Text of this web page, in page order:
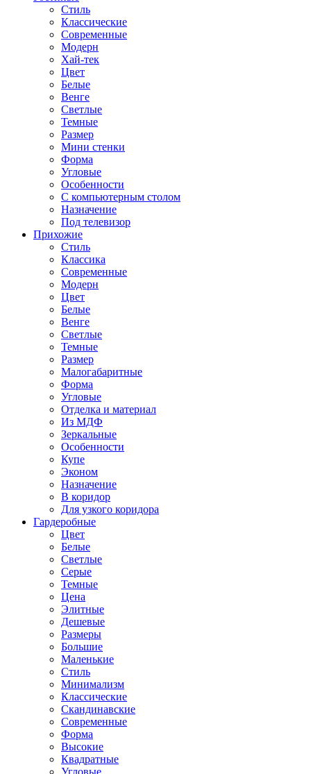
Стиль
Классические
Современные
Модерн
Хай-тек
Цвет
Белые
Венге
Светлые
Темные
Размер
Мини стенки
Форма
Угловые
Особенности
С компьютерным столом
Назначение
Под телевизор
Прихожие
Стиль
Классика
Современные
Модерн
Цвет
Белые
Венге
Светлые
Темные
Размер
Малогабаритные
Форма
Угловые
Отделка и материал
Из МДФ
Зеркальные
Особенности
Купе
Эконом
Назначение
В коридор
Для узкого коридора
Гардеробные
Цвет
Белые
Светлые
Серые
Темные
Цена
Элитные
Дешевые
Размеры
Большие
Маленькие
Стиль
Минимализм
Классические
Скандинавские
Современные
Форма
Высокие
Квадратные
Угловые